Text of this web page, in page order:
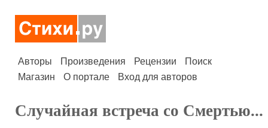
Авторы Произведения Рецензии
Поиск
Магазин
О портале Вход для авторов
Случайная встреча со Смертью...